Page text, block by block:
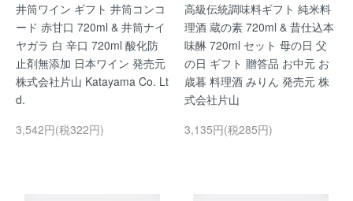
井筒ワイン ギフト 井筒コンコ
ード 赤甘口 720ml & 井筒ナイ
ヤガラ 白 辛口 720ml 酸化防
止剤無添加 日本ワイン 発売元
株式会社片山 Katayama Co. Lt
d.
3,542円(税322円)
高級伝統調味料ギフト 純米料
理酒 蔵の素 720ml & 昔仕込本
味醂 720ml セット 母の日 父
の日 ギフト 贈答品 お中元 お
歳暮 料理酒 みりん 発売元 株
式会社片山
3,135円(税285円)